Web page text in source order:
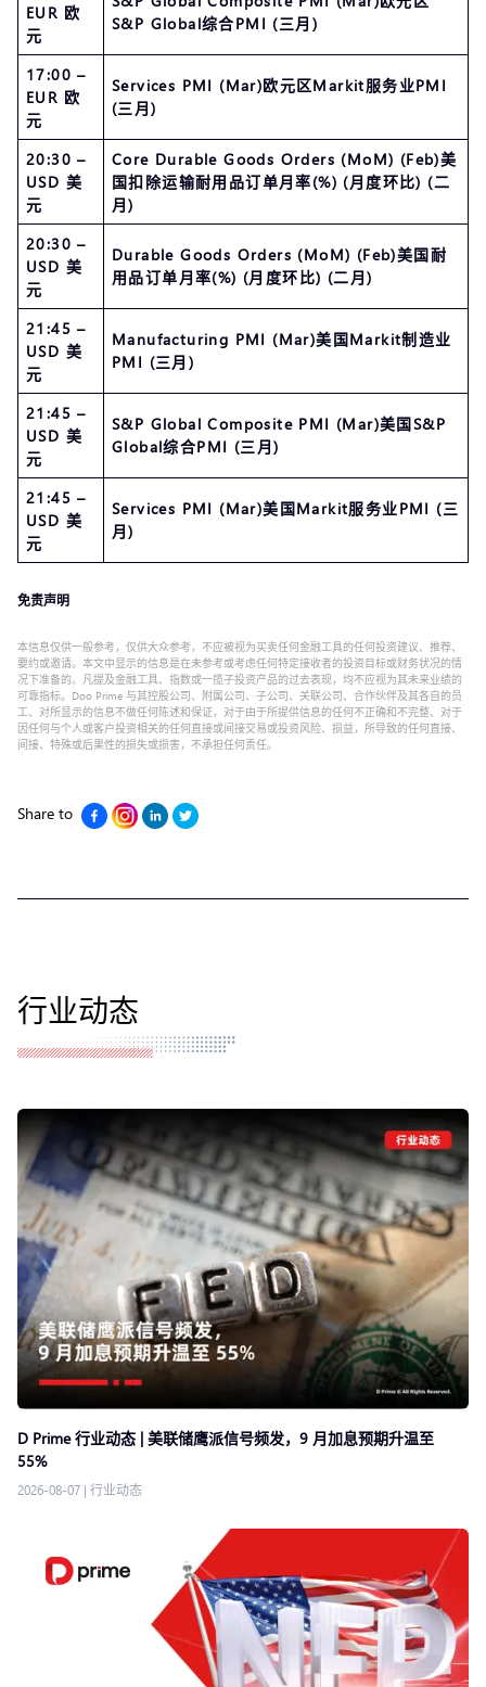
EUR 欧
元
S&P Global综合PMI (三月)
17:00 –
EUR 欧
元
Services PMI (Mar)欧元区Markit服务业PMI
(三月)
20:30 –
USD 美
元
Core Durable Goods Orders (MoM) (Feb)美
国扣除运输耐用品订单月率(%) (月度环比) (二
月)
20:30 –
USD 美
元
Durable Goods Orders (MoM) (Feb)美国耐
用品订单月率(%) (月度环比) (二月)
21:45 –
USD 美
元
Manufacturing PMI (Mar)美国Markit制造业
PMI (三月)
21:45 –
USD 美
元
S&P Global Composite PMI (Mar)美国S&P
Global综合PMI (三月)
21:45 –
USD 美
元
Services PMI (Mar)美国Markit服务业PMI (三
月)
免责声明
本信息仅供一般参考，仅供大众参考，不应被视为买卖任何金融工具的任何投资建议、推荐、
要约或邀请。本文中显示的信息是在未参考或考虑任何特定接收者的投资目标或财务状况的情
况下准备的。凡提及金融工具、指数或一揽子投资产品的过去表现，均不应视为其未来业绩的
可靠指标。Doo Prime 与其控股公司、附属公司、子公司、关联公司、合作伙伴及其各自的员
工、对所显示的信息不做任何陈述和保证，对于由于所提供信息的任何不正确和不完整、对于
因任何与个人或客户投资相关的任何直接或间接交易或投资风险、损益，所导致的任何直接、
间接、特殊或后果性的损失或损害，不承担任何责任。
Share to
行业动态
D Prime 行业动态 | 美联储鹰派信号频发，9 月加息预期升温至
55%
2026-08-07 | 行业动态